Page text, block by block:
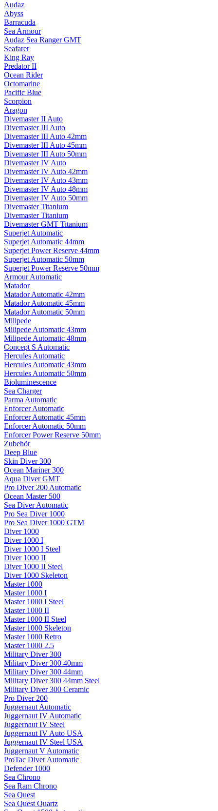
Audaz
Abyss
Barracuda
Sea Armour
Audaz Sea Ranger GMT
Seafarer
King Ray
Predator II
Ocean Rider
Octomarine
Pacific Blue
Scorpion
Aragon
Divemaster II Auto
Divemaster III Auto
Divemaster III Auto 42mm
Divemaster III Auto 45mm
Divemaster III Auto 50mm
Divemaster IV Auto
Divemaster IV Auto 42mm
Divemaster IV Auto 43mm
Divemaster IV Auto 48mm
Divemaster IV Auto 50mm
Divemaster Titanium
Divemaster Titanium
Divemaster GMT Titanium
Superjet Automatic
Superjet Automatic 44mm
Superjet Power Reserve 44mm
Superjet Automatic 50mm
Superjet Power Reserve 50mm
Armour Automatic
Matador
Matador Automatic 42mm
Matador Automatic 45mm
Matador Automatic 50mm
Milipede
Milipede Automatic 43mm
Milipede Automatic 48mm
Concept S Automatic
Hercules Automatic
Hercules Automatic 43mm
Hercules Automatic 50mm
Bioluminescence
Sea Charger
Parma Automatic
Enforcer Automatic
Enforcer Automatic 45mm
Enforcer Automatic 50mm
Enforcer Power Reserve 50mm
Zubehör
Deep Blue
Skin Diver 300
Ocean Mariner 300
Aqua Diver GMT
Pro Diver 200 Automatic
Ocean Master 500
Sea Diver Automatic
Pro Sea Diver 1000
Pro Sea Diver 1000 GTM
Diver 1000
Diver 1000 I
Diver 1000 I Steel
Diver 1000 II
Diver 1000 II Steel
Diver 1000 Skeleton
Master 1000
Master 1000 I
Master 1000 I Steel
Master 1000 II
Master 1000 II Steel
Master 1000 Skeleton
Master 1000 Retro
Master 1000 2.5
Military Diver 300
Military Diver 300 40mm
Military Diver 300 44mm
Military Diver 300 44mm Steel
Military Diver 300 Ceramic
Pro Diver 200
Juggernaut Automatic
Juggernaut IV Automatic
Juggernaut IV Steel
Juggernaut IV Auto USA
Juggernaut IV Steel USA
Juggernaut V Automatic
ProTac Diver Automatic
Defender 1000
Sea Chrono
Sea Ram Chrono
Sea Quest
Sea Quest Quartz